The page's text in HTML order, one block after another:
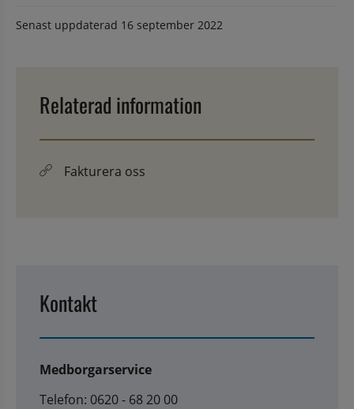
Senast uppdaterad 16 september 2022
Relaterad information
Fakturera oss
Kontakt
Medborgarservice
Telefon: 0620 - 68 20 00